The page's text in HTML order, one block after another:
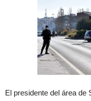
El presidente del área de